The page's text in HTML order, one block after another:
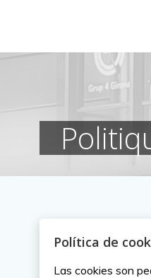
Política de
Las cookies son